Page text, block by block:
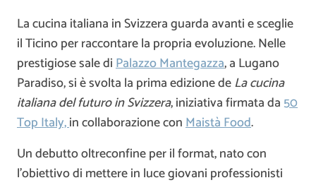
La cucina italiana in Svizzera guarda avanti e sceglie
il Ticino per raccontare la propria evoluzione. Nelle
prestigiose sale diPalazzo Mantegazza, a Lugano
Paradiso, si è svolta la prima edizione deLa cucina
italiana del futuro in Svizzera, iniziativa firmata da 50
Top Italy,in collaborazione conMaistà Food.
Un debutto oltreconfine per il format, nato con
l’obiettivo di mettere in luce giovani professionisti